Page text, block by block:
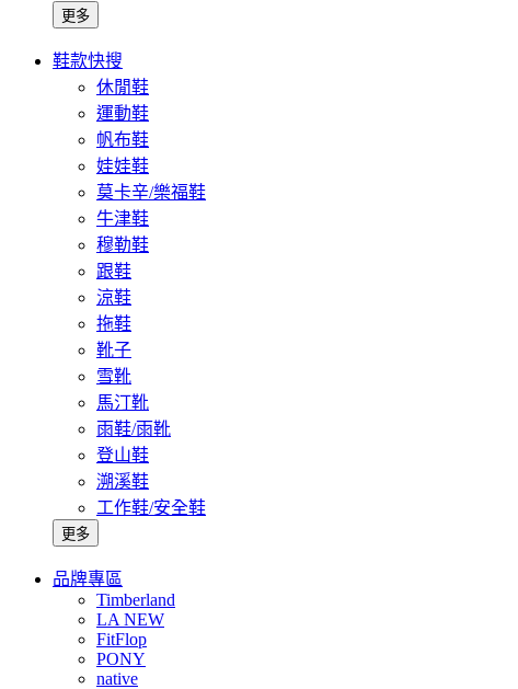
更多
鞋款快搜
休閒鞋
運動鞋
帆布鞋
娃娃鞋
莫卡辛/樂福鞋
牛津鞋
穆勒鞋
跟鞋
涼鞋
拖鞋
靴子
雪靴
馬汀靴
雨鞋/雨靴
登山鞋
溯溪鞋
工作鞋/安全鞋
更多
品牌專區
Timberland
LA NEW
FitFlop
PONY
native